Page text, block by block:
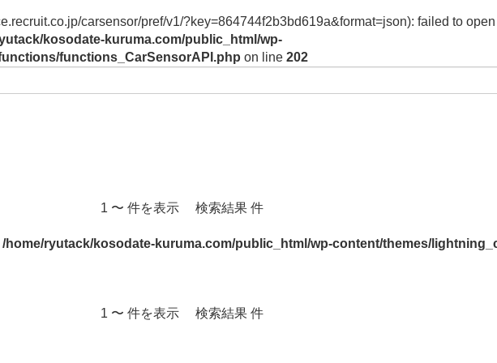
carsensor/pref/v1/?key=864744f2b3bd619a&format=json): failed to
kosodate-kuruma.com/public_html/wp-
functions_CarSensorAPI.php on line 202
1 〜 件を表示 検索結果 件
/home/ryutack/kosodate-kuruma.com/public_html/wp-content/themes/
1 〜 件を表示 検索結果 件